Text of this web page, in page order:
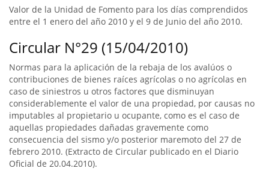
Valor de la Unidad de Fomento para los días comprendidos
entre el 1 enero del año 2010 y el 9 de Junio del año 2010.
Circular N°29 (15/04/2010)
Normas para la aplicación de la rebaja de los avalúos o
contribuciones de bienes raíces agrícolas o no agrícolas en
caso de siniestros u otros factores que disminuyan
considerablemente el valor de una propiedad, por causas no
imputables al propietario u ocupante, como es el caso de
aquellas propiedades dañadas gravemente como
consecuencia del sismo y/o posterior maremoto del 27 de
febrero 2010. (Extracto de Circular publicado en el Diario
Oficial de 20.04.2010).